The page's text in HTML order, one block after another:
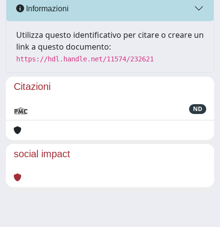
Informazioni
Utilizza questo identificativo per citare o creare un
link a questo documento:
https://hdl.handle.net/11574/232621
Citazioni
ND
social impact